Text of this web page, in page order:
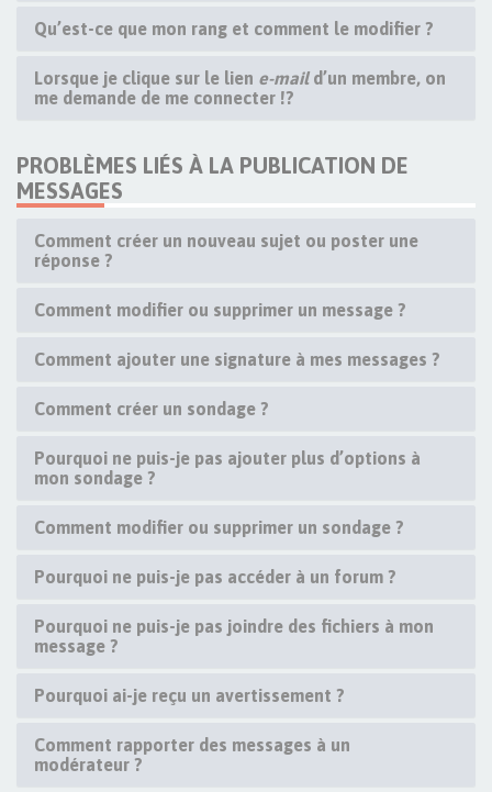
Qu’est-ce que mon rang et comment le modifier ?
Lorsque je clique sur le lien e-maild’un membre, on
me demande de me connecter !?
PROBLÈMES LIÉS À LA PUBLICATION DE
MESSAGES
Comment créer un nouveau sujet ou poster une
réponse ?
Comment modifier ou supprimer un message ?
Comment ajouter une signature à mes messages ?
Comment créer un sondage ?
Pourquoi ne puis-je pas ajouter plus d’options à
mon sondage ?
Comment modifier ou supprimer un sondage ?
Pourquoi ne puis-je pas accéder à un forum ?
Pourquoi ne puis-je pas joindre des fichiers à mon
message ?
Pourquoi ai-je reçu un avertissement ?
Comment rapporter des messages à un
modérateur ?